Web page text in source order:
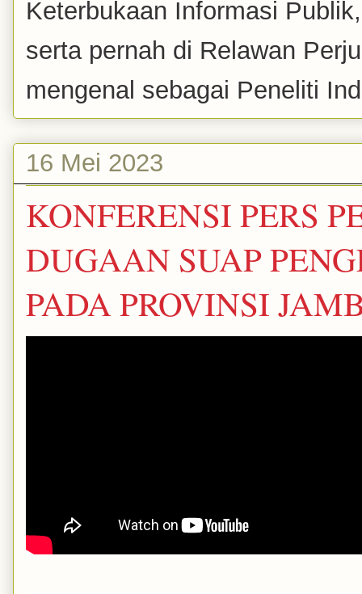
Keterbukaan Informasi
serta pernah di Relawan
mengenal sebagai Peneliti
16 Mei 2023
KONFERENSI PERS
DUGAAN SUAP
PADA PROVINSI